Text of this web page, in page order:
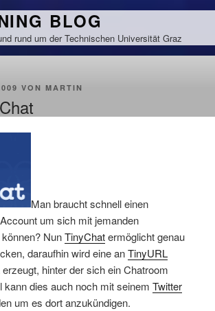
BLOG
rund um der Technischen Universität Graz
VON MARTIN
Man braucht schnell einen
um sich mit jemanden
NunTinyChatermöglicht genau
daraufhin wird eine anTinyURL
hinter der sich ein Chatroom
kann dies auch noch mit seinem Twitter
um es dort anzukündigen.